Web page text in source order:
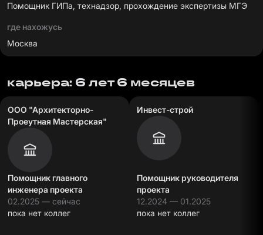
Помощник ГИПа, технадзор, прохождение экспертизы МГЭ
где нахожусь
Москва
карьера: 6 лет 6 месяцев
ООО "Архитекторно-
Проеутная Мастерская"
Помощник главного
инженера проекта
02.2025 — сейчас
пока нет коллег
Инвест-строй
Помощник руководителя
проекта
12.2024 — 01.2025
пока нет коллег